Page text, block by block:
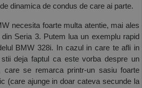
PRODUSE)
dinamica de condus de care ai parte.
necesita foarte multa atentie, mai ales
Seria 3. Putem lua un exemplu rapid
BMW 328i. In cazul in care te afli in
stii deja faptul ca este vorba despre un
care se remarca printr-un sasiu foarte
(care ajunge in doar cateva secunde la